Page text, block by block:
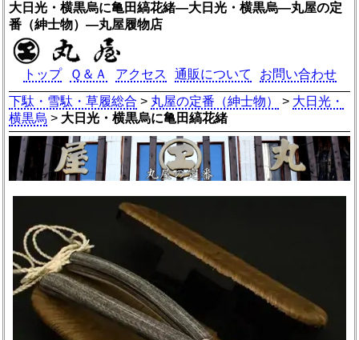
大日光・横黒烏に亀田縞花緒―大日光・横黒烏―丸屋の定
番（紳士物）―丸屋履物店
トップ Ｑ＆Ａ アクセス 通販について
お問い合わせ
下駄・雪駄・草履総合 > 丸屋の定番（紳士物） > 大日光・
横黒烏 > 大日光・横黒烏に亀田縞花緒